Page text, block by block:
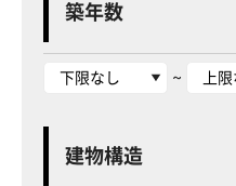
築年数
~
建物構造